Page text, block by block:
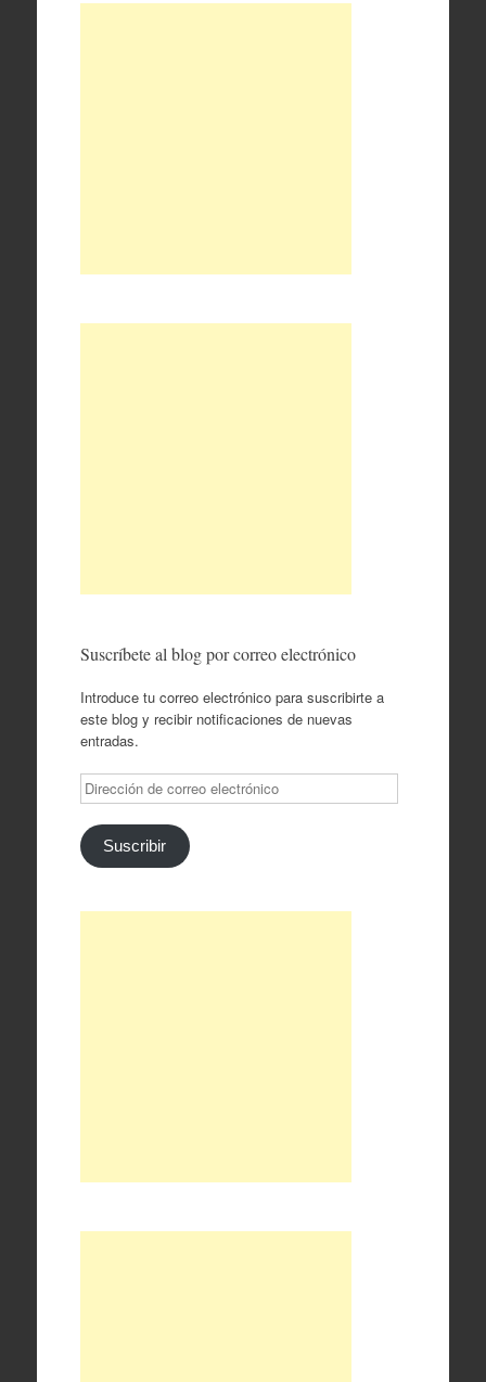
Suscríbete al blog por correo electrónico
Introduce tu correo electrónico para suscribirte a
este blog y recibir notificaciones de nuevas
entradas.
Dirección
de
correo
electrónico
Suscribir